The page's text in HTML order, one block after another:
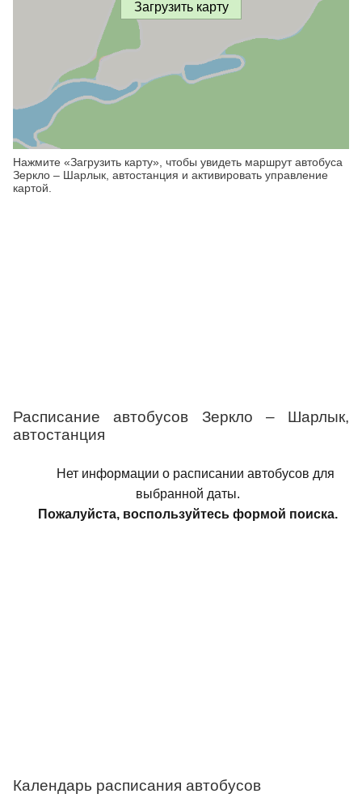
Загрузить карту
Нажмите «Загрузить карту», чтобы увидеть маршрут автобуса
Зеркло – Шарлык, автостанция и активировать управление
картой.
Расписание автобусов Зеркло – Шарлык,
автостанция
Нет информации о расписании автобусов для
выбранной даты.
Пожалуйста, воспользуйтесь формой поиска.
Календарь расписания автобусов